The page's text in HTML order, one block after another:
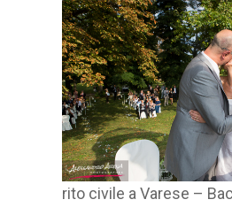
rito civile a Varese –